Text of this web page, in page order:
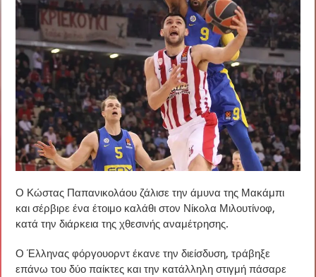
Ο Κώστας Παπανικολάου ζάλισε την άμυνα της Μακάμπι
και σέρβιρε ένα έτοιμο καλάθι στον Νίκολα Μιλουτίνοφ,
κατά την διάρκεια της χθεσινής αναμέτρησης.
Ο Έλληνας φόργουορντ έκανε την διείσδυση, τράβηξε
επάνω του δύο παίκτες και την κατάλληλη στιγμή πάσαρε